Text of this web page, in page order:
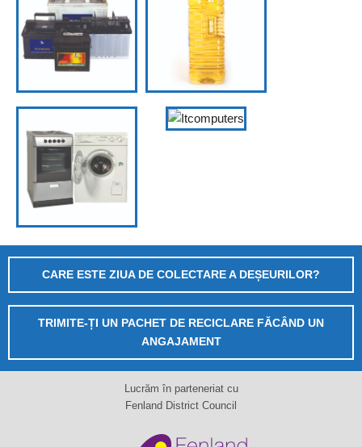
CARE ESTE ZIUA DE COLECTARE A DEȘEURILOR?
TRIMITE-ȚI UN PACHET DE RECICLARE FĂCÂND UN
ANGAJAMENT
Lucrăm în parteneriat cu
Fenland District Council